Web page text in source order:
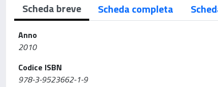
Scheda breve Scheda completa
Anno
2010
Codice ISBN
978-3-9523662-1-9